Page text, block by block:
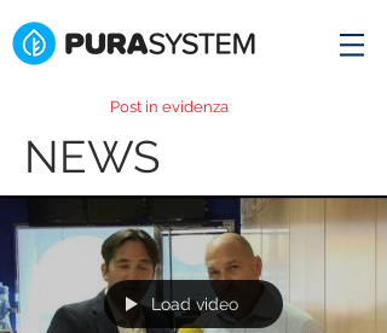
Post in evidenza
NEWS
Load video